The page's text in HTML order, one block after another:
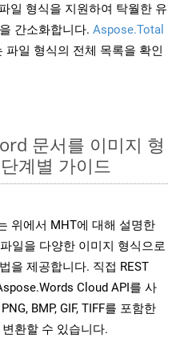
일 형식을 지원하여 탁월한 유
간소화합니다. Aspose.Total
파일 형식의 전체 목록을 확인
문서를 이미지 형
계별 가이드
위에서 MHT에 대해 설명한
일을 다양한 이미지 형식으로
을 제공합니다. 직접 REST
Cloud API를 사
BMP, GIF, TIFF를 포함한
환할 수 있습니다.